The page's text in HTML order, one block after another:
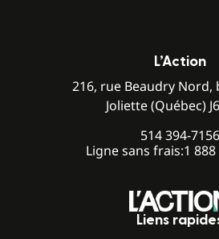
L’Action
216, rue Beaudry Nord,
Joliette (Québec)
514 394-7156
Ligne sans frais:1
Liens